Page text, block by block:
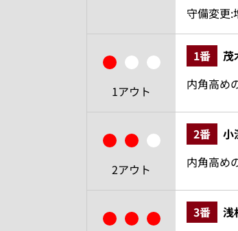
守備変更
1アウト
1番 茂
内角高め
2アウト
2番 小
内角高め
3番 浅